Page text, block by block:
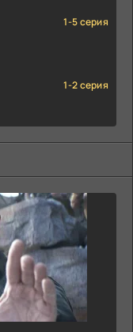
1-5 серия
1-2 серия